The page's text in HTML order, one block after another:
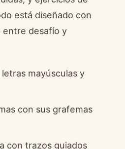
está diseñado con
desafío y
mayúsculas y
con sus grafemas
con trazos guiados